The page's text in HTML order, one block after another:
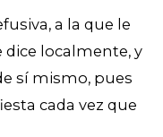
a la que le
dice localmente, y
sí mismo, pues
cada vez que